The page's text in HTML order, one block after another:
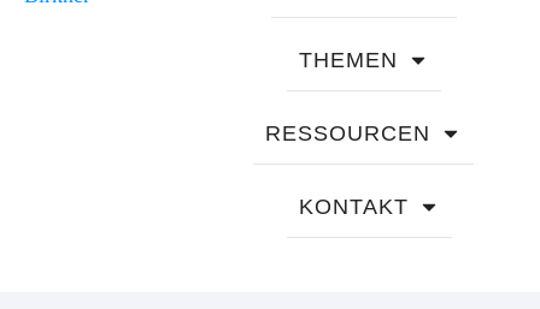
THEMEN
RESSOURCEN
KONTAKT